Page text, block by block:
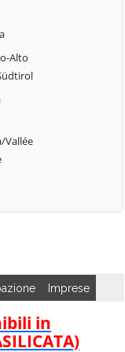
Alto
Vallée
Imprese
in